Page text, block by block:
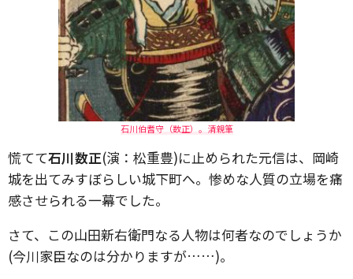
石川伯耆守（数正）。清親筆
慌てて石川数正(演：松重豊)に止められた元信は、岡崎
城を出てみすぼらしい城下町へ。惨めな人質の立場を痛
感させられる一幕でした。
さて、この山田新右衛門なる人物は何者なのでしょうか
(今川家臣なのは分かりますが……)。